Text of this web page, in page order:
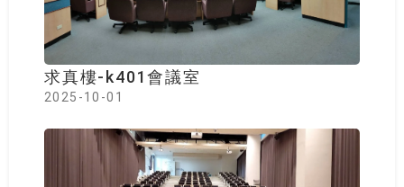
求真樓-k401會議室
2025-10-01